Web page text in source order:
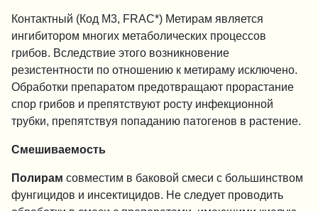
Контактный (Код М3, FRAC*) Метирам является
ингибитором многих метаболических процессов
грибов. Вследствие этого возникновение
резистентности по отношению к метираму исключено.
Обработки препаратом предотвращают прорастание
спор грибов и препятствуют росту инфекционной
трубки, препятствуя попаданию патогенов в растение.
Смешиваемость
Полирам совместим в баковой смеси с большинством
фунгицидов и инсектицидов. Не следует проводить